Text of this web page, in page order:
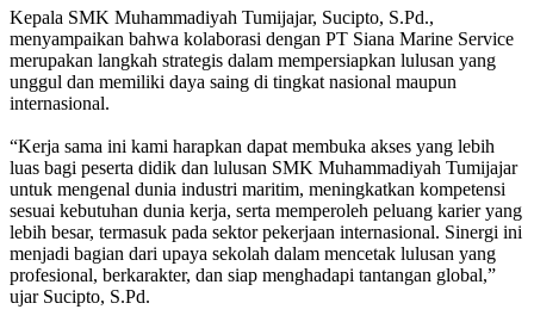
Kepala SMK Muhammadiyah Tumijajar, Sucipto, S.Pd.,
menyampaikan bahwa kolaborasi dengan PT Siana Marine Service
merupakan langkah strategis dalam mempersiapkan lulusan yang
unggul dan memiliki daya saing di tingkat nasional maupun
internasional.
“Kerja sama ini kami harapkan dapat membuka akses yang lebih
luas bagi peserta didik dan lulusan SMK Muhammadiyah Tumijajar
untuk mengenal dunia industri maritim, meningkatkan kompetensi
sesuai kebutuhan dunia kerja, serta memperoleh peluang karier yang
lebih besar, termasuk pada sektor pekerjaan internasional. Sinergi ini
menjadi bagian dari upaya sekolah dalam mencetak lulusan yang
profesional, berkarakter, dan siap menghadapi tantangan global,”
ujar Sucipto, S.Pd.